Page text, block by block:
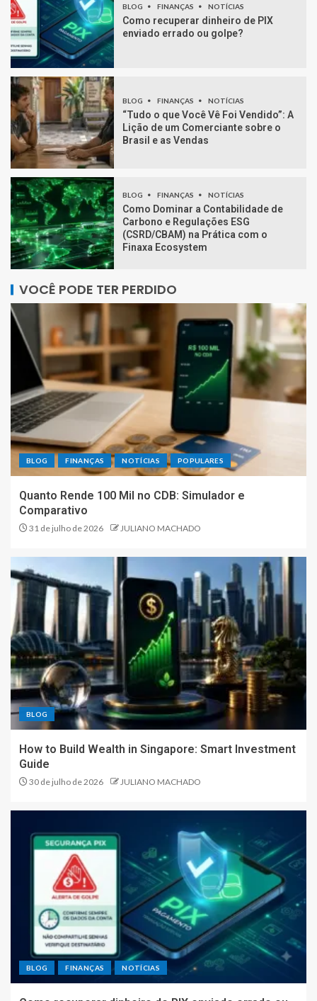
BLOG FINANÇAS NOTÍCIAS
Como recuperar dinheiro de PIX
enviado errado ou golpe?
BLOG FINANÇAS NOTÍCIAS
“Tudo o que Você Vê Foi Vendido”: A
Lição de um Comerciante sobre o
Brasil e as Vendas
BLOG FINANÇAS NOTÍCIAS
Como Dominar a Contabilidade de
Carbono e Regulações ESG
(CSRD/CBAM) na Prática com o
Finaxa Ecosystem
VOCÊ PODE TER PERDIDO
BLOG FINANÇAS NOTÍCIAS POPULARES
Quanto Rende 100 Mil no CDB: Simulador e
Comparativo
31 de julho de 2026 JULIANO MACHADO
BLOG
How to Build Wealth in Singapore: Smart Investment
Guide
30 de julho de 2026 JULIANO MACHADO
BLOG FINANÇAS NOTÍCIAS